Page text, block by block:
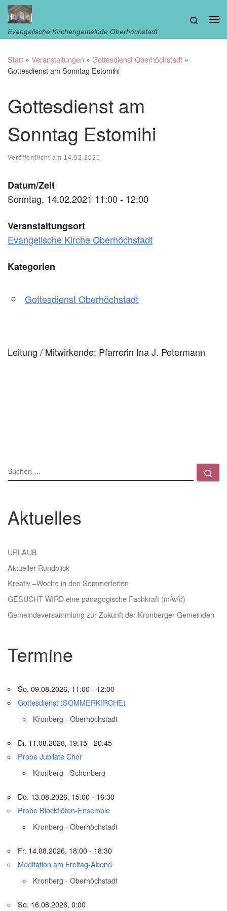
Zum Inhalt springen
Evangelische Kirchengemeinde Oberhöchstadt
Search
Start » Veranstaltungen » Gottesdienst Oberhöchstadt »
Gottesdienst am Sonntag Estomihi
Gottesdienst am
Sonntag Estomihi
Veröffentlicht am 14.02.2021
Datum/Zeit
Sonntag, 14.02.2021 11:00 - 12:00
Veranstaltungsort
Evangelische Kirche Oberhöchstadt
Kategorien
Gottesdienst Oberhöchstadt
Leitung / Mitwirkende: Pfarrerin Ina J. Petermann
SUCHE
Aktuelles
URLAUB
Aktueller Rundblick
Kreativ –Woche in den Sommerferien
GESUCHT WIRD eine pädagogische Fachkraft (m/w/d)
Gemeindeversammlung zur Zukunft der Kronberger Gemeinden
Termine
So. 09.08.2026, 11:00 - 12:00
Gottesdienst (SOMMERKIRCHE)
Kronberg - Oberhöchstadt
Di. 11.08.2026, 19:15 - 20:45
Probe Jubilate Chor
Kronberg - Schönberg
Do. 13.08.2026, 15:00 - 16:30
Probe Blockflöten-Ensemble
Kronberg - Oberhöchstadt
Fr. 14.08.2026, 18:00 - 18:30
Meditation am Freitag-Abend
Kronberg - Oberhöchstadt
So. 16.08.2026, 0:00